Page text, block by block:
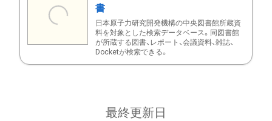
書
日本原子力研究開発機構の中央図書館所蔵資
料を対象とした検索データベース。同図書館
が所蔵する図書、レポート、会議資料、雑誌、
Docketが検索できる。
最終更新日